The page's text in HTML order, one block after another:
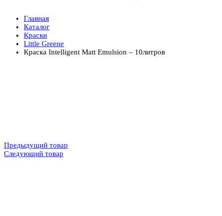
Главная
Каталог
Краски
Little Greene
Краска Intelligent Matt Emulsion – 10литров
Предыдущий товар
Следующий товар